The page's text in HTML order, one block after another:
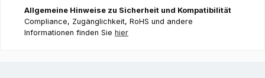
Allgemeine Hinweise zu Sicherheit und Kompatibilität
Compliance, Zugänglichkeit, RoHS und andere
Informationen finden Sie hier